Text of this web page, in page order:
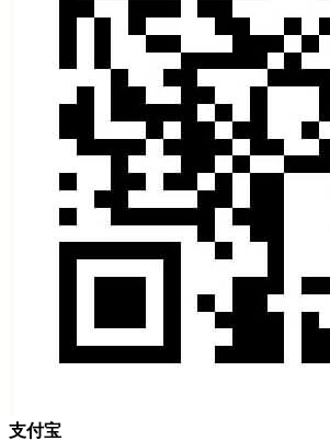
支付宝